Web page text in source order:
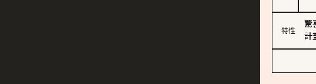
特性
驚
計